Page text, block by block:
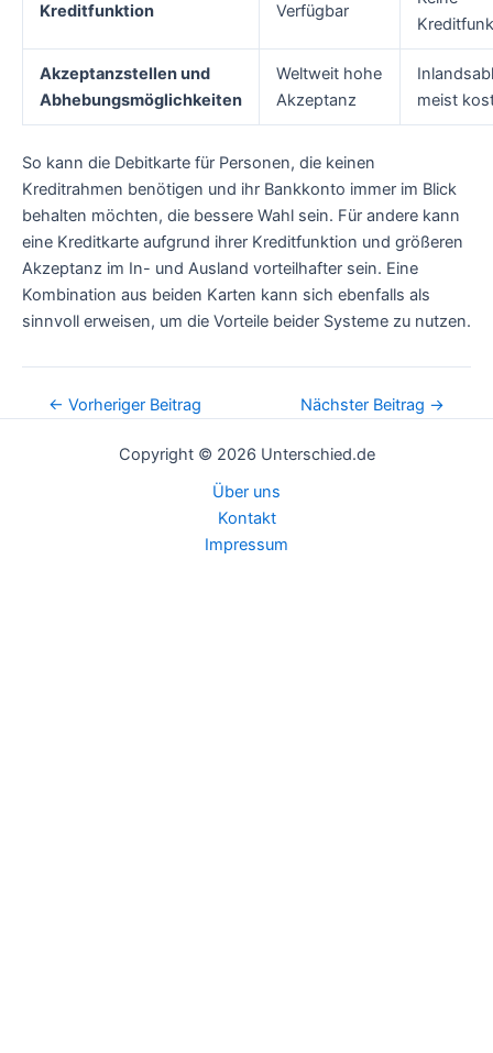
Kreditfunktion Verfügbar
Akzeptanzstellen und
Abhebungsmöglichkeiten
Weltweit hohe
Akzeptanz
meist
So kann die Debitkarte für Personen, die keinen
Kreditrahmen benötigen und ihr Bankkonto immer im Blick
behalten möchten, die bessere Wahl sein. Für andere kann
eine Kreditkarte aufgrund ihrer Kreditfunktion und größeren
Akzeptanz im In- und Ausland vorteilhafter sein. Eine
Kombination aus beiden Karten kann sich ebenfalls als
sinnvoll erweisen, um die Vorteile beider Systeme zu nutzen.
Post← Vorheriger Beitrag Nächster Beitrag →
Copyright © 2026 Unterschied.de
Über uns
Kontakt
Impressum